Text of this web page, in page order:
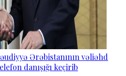
Ərəbistanının vəliəhd
danışığı keçirib